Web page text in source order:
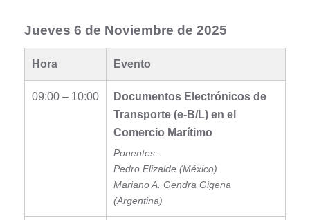
Jueves 6 de Noviembre de 2025
Hora Evento
09:00 – 10:00
Documentos Electrónicos de
Transporte (e-B/L) en el
Comercio Marítimo
Ponentes:
Pedro Elizalde (México)
Mariano A. Gendra Gigena
(Argentina)